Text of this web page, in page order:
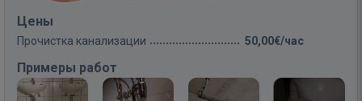
Цены
Прочистка канализации 50,00€/час
Примеры работ